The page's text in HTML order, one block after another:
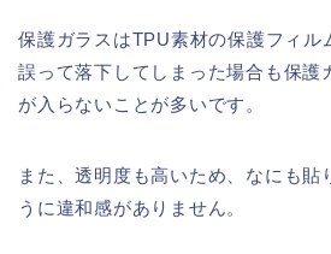
保護ガラスはTPU素材の保護フィル
誤って落下してしまった場合も保護
が入らないことが多いです。
また、透明度も高いため、なにも貼
うに違和感がありません。